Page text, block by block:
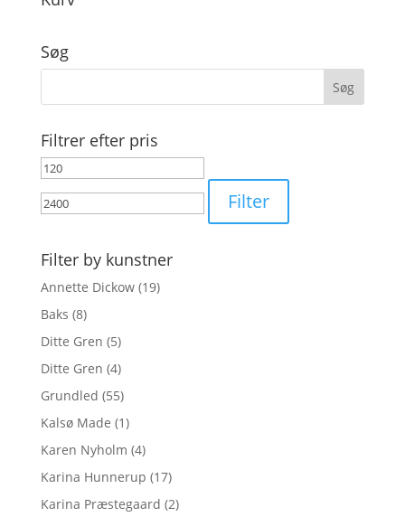
Søg
Filtrer efter pris
Mindste
Filter
Filter by kunstner
Annette Dickow (19)
Baks (8)
Ditte Gren (5)
Ditte Gren (4)
Grundled (55)
Kalsø Made (1)
Karen Nyholm (4)
Karina Hunnerup (17)
Karina Præstegaard (2)